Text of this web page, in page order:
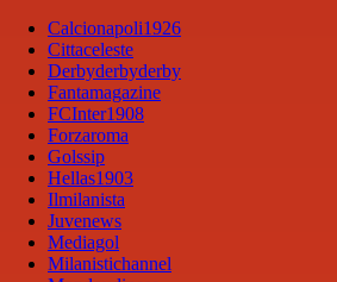
Calcionapoli1926
Cittaceleste
Derbyderbyderby
Fantamagazine
FCInter1908
Forzaroma
Golssip
Hellas1903
Ilmilanista
Juvenews
Mediagol
Milanistichannel